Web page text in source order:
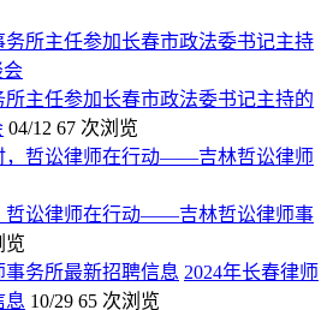
主任参加长春市政法委书记主持的
04/12 67 次浏览
哲讼律师在行动——吉林哲讼律师事
览
2024年长春律师
息 10/29 65 次浏览